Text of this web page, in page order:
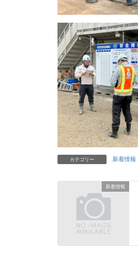
カテゴリー 新着情報
新着情報